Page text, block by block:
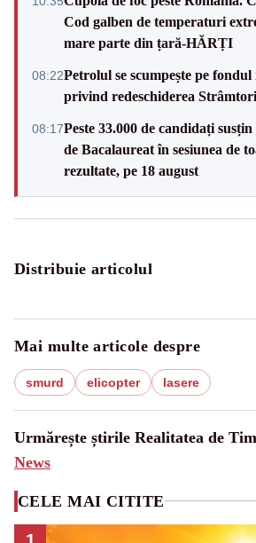
Cod galben de temperaturi
mare parte din țară-HĂRȚI
08:22Petrolul se scumpește pe
privind redeschiderea
08:17Peste 33.000 de candidați
de Bacalaureat în sesiunea de
rezultate, pe 18 august
Distribuie articolul
Mai multe articole despre
smurd elicopter lasere
Urmărește știrile Realitatea de
News
CELE MAI CITITE